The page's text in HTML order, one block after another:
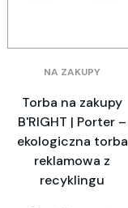
NA ZAKUPY
Torba na zakupy
B'RIGHT | Porter –
ekologiczna torba
reklamowa z
recyklingu